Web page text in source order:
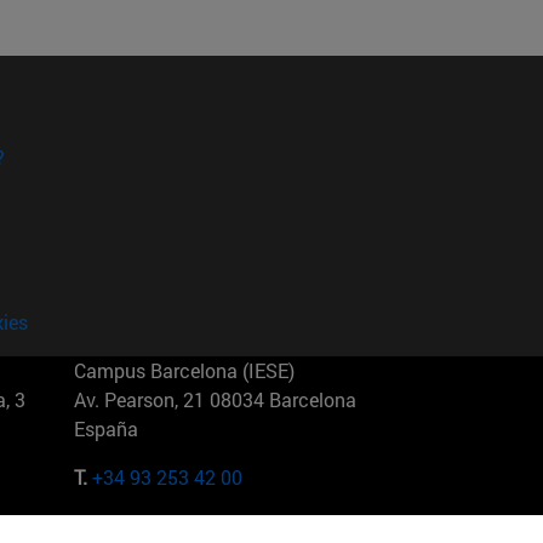
3
Campus Barcelona (IESE)
Av. Pearson, 21 08034 Barcelona
España
T.+34 93 253 42 00